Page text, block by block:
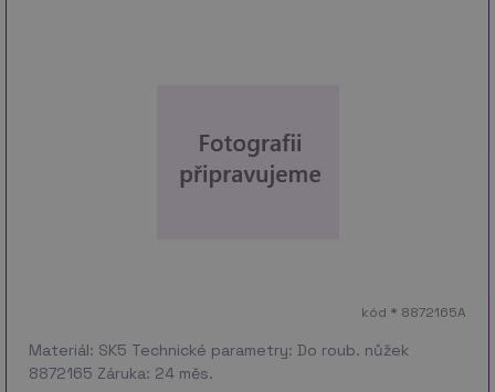
kód * 8872165A
Materiál: SK5 Technické parametry: Do roub. nůžek
8872165 Záruka: 24 měs.